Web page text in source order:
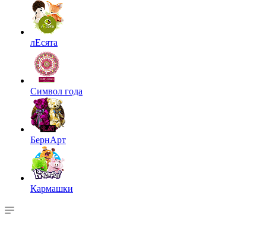
лЕсята
Символ года
БернАрт
Кармашки